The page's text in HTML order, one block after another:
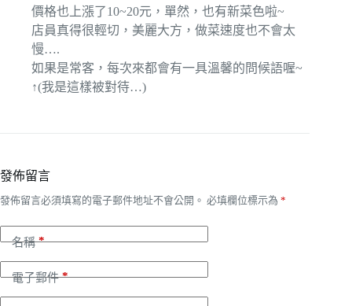
價格也上漲了10~20元，單然，也有新菜色啦~
店員真得很輕切，美麗大方，做菜速度也不會太
慢….
如果是常客，每次來都會有一具溫馨的問候語喔~
↑(我是這樣被對待…)
發佈留言
發佈留言必須填寫的電子郵件地址不會公開。 必填欄位標示為 *
名稱*
電子郵件*